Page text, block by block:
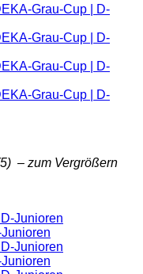
Grau-Cup | D-
Grau-Cup | D-
Grau-Cup | D-
Grau-Cup | D-
– zum Vergrößern